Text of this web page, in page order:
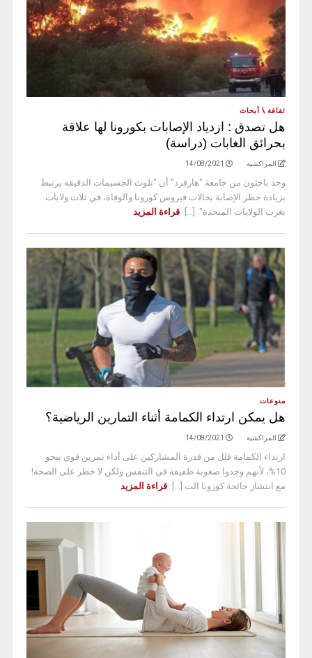
ثقافة \ أبحاث
هل تصدق : ازدياد الإصابات بكورونا لها علاقة
بحرائق الغابات (دراسة)
المراكشية 14/08/2021
وجد باحثون من جامعة "هارفرد" أن "تلوث الجسيمات الدقيقة يرتبط
بزيادة خطر الإصابة بحالات فيروس كورونا والوفاة، في ثلاث ولايات
بغرب الولايات المتحدة". [...]
قراءة المزيد
منوعات
هل يمكن ارتداء الكمامة أثناء التمارين الرياضية؟
المراكشية 14/08/2021
ارتداء الكمامة قلل من قدرة المشاركين على أداء تمرين قوي بنحو
10%، لأنهم وجدوا صعوبة طفيفة في التنفس ولكن لا خطر على الصحة!
مع انتشار جائحة كورونا الت [...]
قراءة المزيد